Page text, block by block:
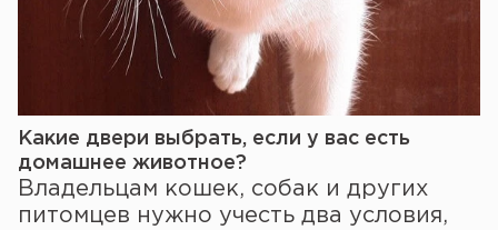
Какие двери выбрать, если у вас есть
домашнее животное?
Владельцам кошек, собак и других
питомцев нужно учесть два условия,